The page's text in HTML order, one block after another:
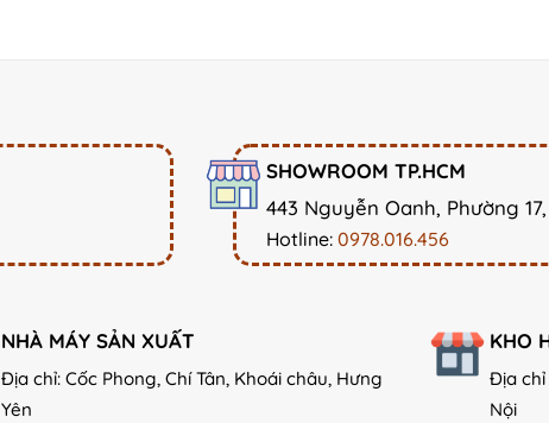
SHOWROOM TP.HCM
443 Nguyễn Oanh, Phường
Hotline: 0978.016.456
NHÀ MÁY SẢN XUẤT
Địa chỉ: Cốc Phong, Chí Tân, Khoái châu, Hưng
Yên
KHO
Địa chỉ
Nội